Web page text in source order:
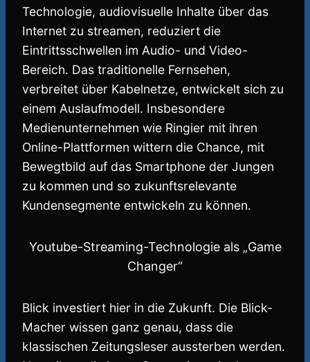
Technologie, audiovisuelle Inhalte über das
Internet zu streamen, reduziert die
Eintrittsschwellen im Audio- und Video-
Bereich. Das traditionelle Fernsehen,
verbreitet über Kabelnetze, entwickelt sich zu
einem Auslaufmodell. Insbesondere
Medienunternehmen wie Ringier mit ihren
Online-Plattformen wittern die Chance, mit
Bewegtbild auf das Smartphone der Jungen
zu kommen und so zukunftsrelevante
Kundensegmente entwickeln zu können.
Youtube-Streaming-Technologie als „Game
Changer“
Blick investiert hier in die Zukunft. Die Blick-
Macher wissen ganz genau, dass die
klassischen Zeitungsleser aussterben werden.